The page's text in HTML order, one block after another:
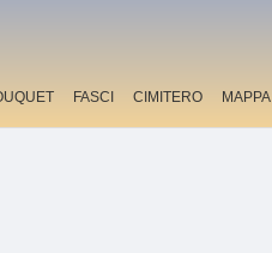
FASCI CIMITERO